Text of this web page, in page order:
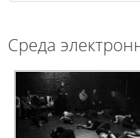
Среда